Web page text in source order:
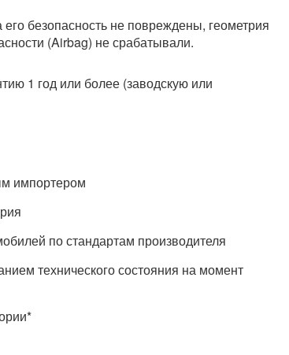
безопасность не повреждены, геометрия
(Airbag) не срабатывали.
1 год или более (заводскую или
импортером
по стандартам производителя
технического состояния на момент